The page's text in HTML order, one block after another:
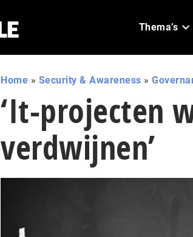
Thema’s
Home » Security & Awareness »
‘It-projecten
verdwijnen’